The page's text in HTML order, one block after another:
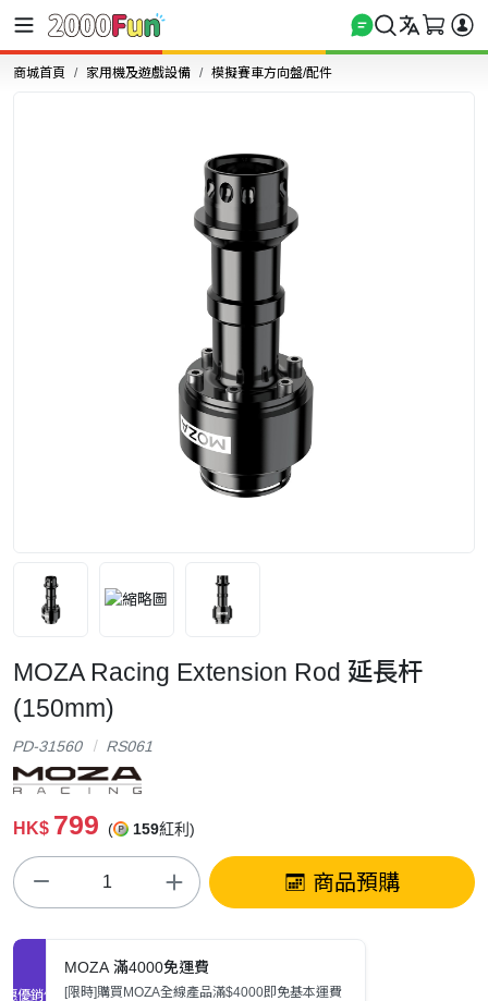
商城首頁 家用機及遊戲設備 模擬賽車方向盤/配件
MOZA Racing Extension Rod 延長杆
(150mm)
PD-31560 RS061
HK$ 799 ( 159紅利)
商品預購
促銷優惠
MOZA 滿4000免運費
[限時]購買MOZA全線產品滿$4000即免基本運費